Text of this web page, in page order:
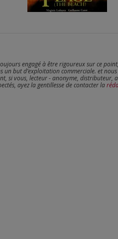
engagé à être rigoureux sur ce
but d’exploitation commerciale. et
si vous, lecteur - anonyme,
ayez la gentillesse de contacter la